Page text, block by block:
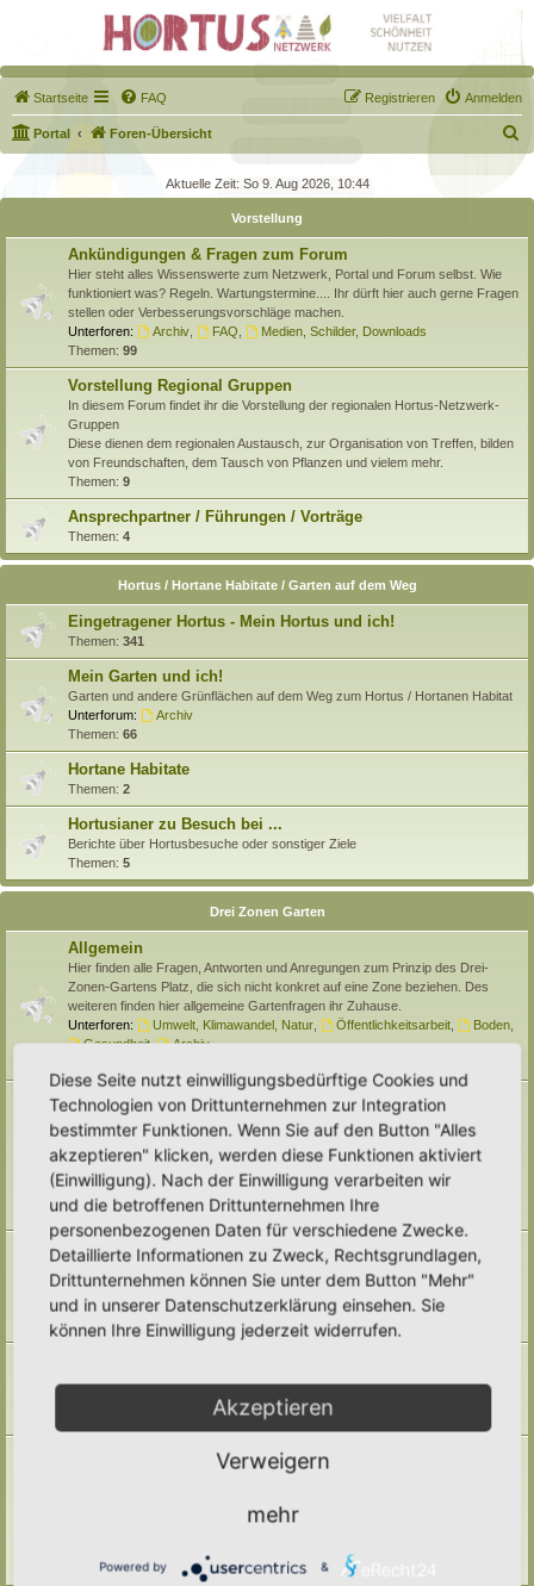
Startseite FAQ Anmelden
Registrieren
Portal Foren-Übersicht
u
Aktuelle Zeit: So 9. Aug 2026, 10:44
Vorstellung
Ankündigungen & Fragen zum Forum
Hier steht alles Wissenswerte zum Netzwerk, Portal und Forum selbst. Wie
funktioniert was? Regeln. Wartungstermine.... Ihr dürft hier auch gerne Fragen
stellen oder Verbesserungsvorschläge machen.
Unterforen:
Archiv, FAQ
Medien, Schilder, Downloads
Themen: 99
Vorstellung Regional Gruppen
In diesem Forum findet ihr die Vorstellung der regionalen Hortus-Netzwerk-
Gruppen
Diese dienen dem regionalen Austausch, zur Organisation von Treffen, bilden
von Freundschaften, dem Tausch von Pflanzen und vielem mehr.
Themen: 9
Ansprechpartner / Führungen / Vorträge
Themen: 4
Hortus / Hortane Habitate / Garten auf dem Weg
Eingetragener Hortus - Mein Hortus und ich!
Themen: 341
Mein Garten und ich!
Garten und andere Grünflächen auf dem Weg zum Hortus / Hortanen Habitat
Unterforum:
Archiv
Themen: 66
Hortane Habitate
Themen: 2
Hortusianer zu Besuch bei ...
Berichte über Hortusbesuche oder sonstiger Ziele
Themen: 5
Drei Zonen Garten
Allgemein
Hier finden alle Fragen, Antworten und Anregungen zum Prinzip des Drei-
Zonen-Gartens Platz, die sich nicht konkret auf eine Zone beziehen. Des
weiteren finden hier allgemeine Gartenfragen ihr Zuhause.
Unterforen:
Umwelt, Klimawandel, Natur, Öffentlichkeitsarbeit, Boden,
Gesundheit,
Archiv
Naturmodule & kleine Biotope
Alles um die Naturmodule, sowie Wald-Themen, Sumpfzonen, Wasserzonen,
wechselfeuchte Gebiete, nährstoffreichere Areale, usw.
Unterforen:
Trockenmauern, Pyramiden , Teiche & Wasserstellen
Sandarien, Reisighaufen & Laubhaufen, Totholz, Käferkeller
Benjeshecke, Sonstige Lebensräume
Archiv
Themen:71
Pufferzone
Hier gehört alles hin, was die Pufferzone in einem Hortus betrifft. Frage,
Antworten, Wissen und Ideen: Her damit!
Unterforum:
Archiv
Themen:29
Themen der Ertragszone finden hier einen Platz.
Kompostieren/ Mulchen/ Dauerhumus,
Themen:247
Diese Seite nutzt einwilligungsbedürftige Cookies und
Technologien von Drittunternehmen zur Integration
bestimmter Funktionen. Wenn Sie auf den Button "Alles
akzeptieren" klicken, werden diese Funktionen aktiviert
(Einwilligung). Nach der Einwilligung verarbeiten wir
und die betroffenen Drittunternehmen Ihre
personenbezogenen Daten für verschiedene Zwecke.
Detaillierte Informationen zu Zweck, Rechtsgrundlagen,
Drittunternehmen können Sie unter dem Button "Mehr"
und in unserer Datenschutzerklärung einsehen. Sie
können Ihre Einwilligung jederzeit widerrufen.
Akzeptieren
Verweigern
mehr
Powered by &